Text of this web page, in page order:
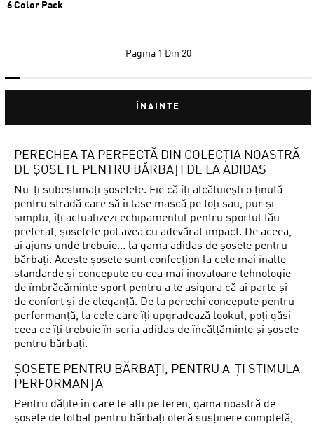
6 Color Pack
Pagina 1 Din 20
ÎNAINTE
PERECHEA TA PERFECTĂ DIN COLECȚIA NOASTRĂ
DE ȘOSETE PENTRU BĂRBAȚI DE LA ADIDAS
Nu-ți subestimați șosetele. Fie că îți alcătuiești o ținută
pentru stradă care să îi lase mască pe toți sau, pur și
simplu, îți actualizezi echipamentul pentru sportul tău
preferat, șosetele pot avea cu adevărat impact. De aceea,
ai ajuns unde trebuie... la gama adidas de șosete pentru
bărbați. Aceste șosete sunt confecțion la cele mai înalte
standarde și concepute cu cea mai inovatoare tehnologie
de îmbrăcăminte sport pentru a te asigura că ai parte și
de confort și de eleganță. De la perechi concepute pentru
performanță, la cele care îți upgradează lookul, poți găsi
ceea ce îți trebuie în seria adidas de încălțăminte și șosete
pentru bărbați.
ȘOSETE PENTRU BĂRBAȚI, PENTRU A-ȚI STIMULA
PERFORMANȚA
Pentru dățile în care te afli pe teren, gama noastră de
șosete de fotbal pentru bărbați oferă susținere completă,